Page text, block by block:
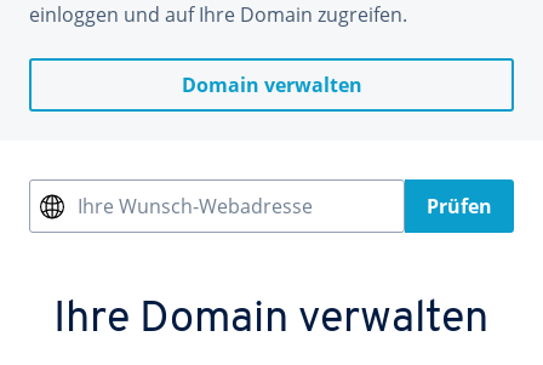
einloggen und auf Ihre Domain zugreifen.
Domain verwalten
Ihre Wunsch-Webadresse Prüfen
Ihre Domain verwalten